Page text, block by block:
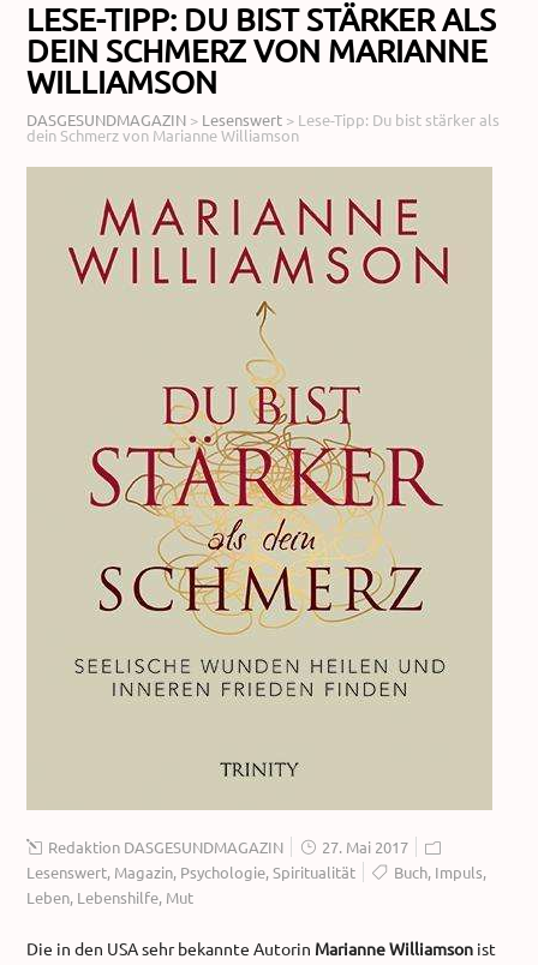
LESE-TIPP: DU BIST STÄRKER ALS
DEIN SCHMERZ VON MARIANNE
WILLIAMSON
DASGESUNDMAGAZIN > Lesenswert > Lese-Tipp: Du bist stärker als
dein Schmerz von Marianne Williamson
Redaktion DASGESUNDMAGAZIN
27. Mai 2017
Lesenswert, Magazin, Psychologie,Spiritualität Buch, Impuls,
Leben, Lebenshilfe, Mut
Die in den USA sehr bekannte Autorin Marianne Williamson ist